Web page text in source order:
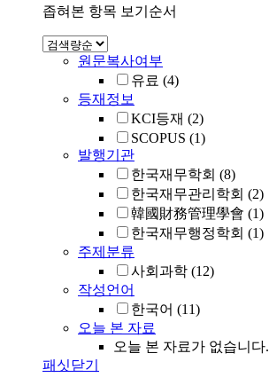
좁혀본 항목 보기순서
원문복사여부
유료 (4)
등재정보
KCI등재 (2)
SCOPUS (1)
발행기관
한국재무학회 (8)
한국재무관리학회 (2)
韓國財務管理學會 (1)
한국재무행정학회 (1)
주제분류
사회과학 (12)
작성언어
한국어 (11)
오늘 본 자료
오늘 본 자료가 없습니다.
패싯닫기